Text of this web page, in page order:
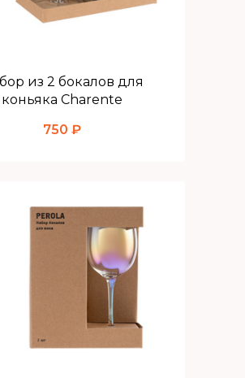
из 2 бокалов для
коньяка Charente
750 ₽